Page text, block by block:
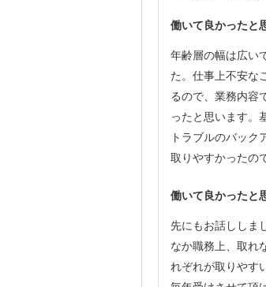
働いて良かったと
年齢層の幅は広い
た。仕事上不安な
るので、業務内容
ったと思います。
トラブルのバッ
取りやすかったの
働いて良かったと
先にもお話ししま
なか職務上、取れ
れぞれが取りやす